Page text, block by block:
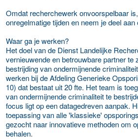
Omdat recherchewerk onvoorspelbaar
onregelmatige tijden en neem je deel aan
Waar ga je werken?
Het doel van de Dienst Landelijke
vernieuwende en betrouwbare partner te
bestrijding van ondermijnende
werken bij de Afdeling Generieke
10) dat bestaat uit 20 fte. Het team is
van ondermijnende criminaliteit te
focus ligt op een datagedreven aanpak.
toepassing van alle 'klassieke'
gezocht naar innovatieve methoden om
behalen.